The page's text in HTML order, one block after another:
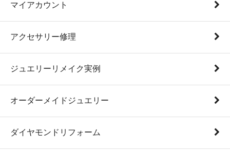
マイアカウント
アクセサリー修理
ジュエリーリメイク実例
オーダーメイドジュエリー
ダイヤモンドリフォーム